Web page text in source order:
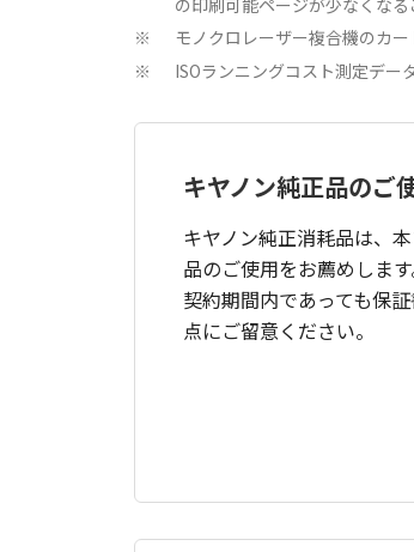
の印刷可能ページが少なくな
※ モノクロレーザー複合機のカ
※ ISOランニングコスト測定デー
キヤノン純正品のご
キヤノン純正消耗品は、
品のご使用をお薦めしま
契約期間内であっても保
点にご留意ください。